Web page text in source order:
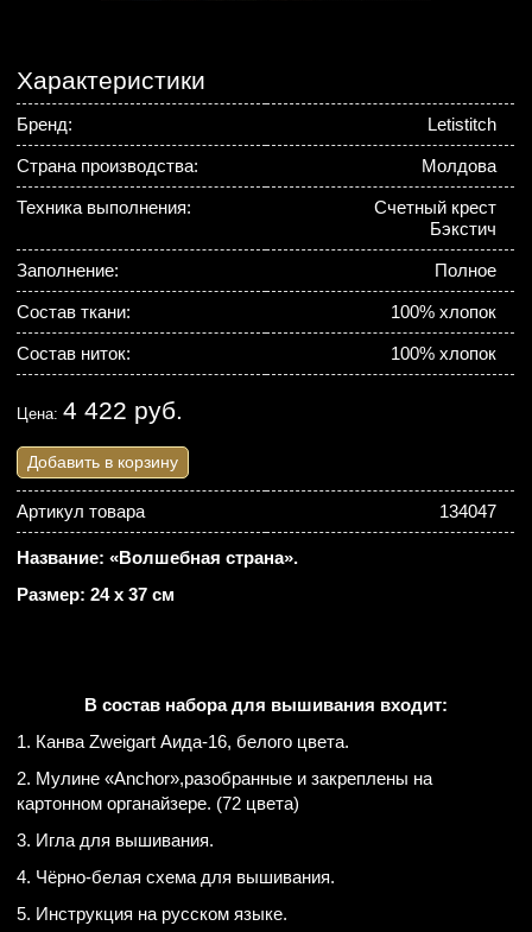
Характеристики
Бренд: Letistitch
Страна производства: Молдова
Техника выполнения:
Счетный крест
Бэкстич
Заполнение: Полное
Состав ткани: 100% хлопок
Состав ниток: 100% хлопок
Цена:4 422 руб.
Добавить в корзину
Артикул товара 134047
Название: «Волшебная страна».
Размер: 24 х 37 см
В состав набора для вышивания входит:
1. Канва Zweigart Аида-16, белого цвета.
2. Мулине «Anchor»,разобранные и закреплены на
картонном органайзере. (72 цвета)
3. Игла для вышивания.
4. Чёрно-белая схема для вышивания.
5. Инструкция на русском языке.